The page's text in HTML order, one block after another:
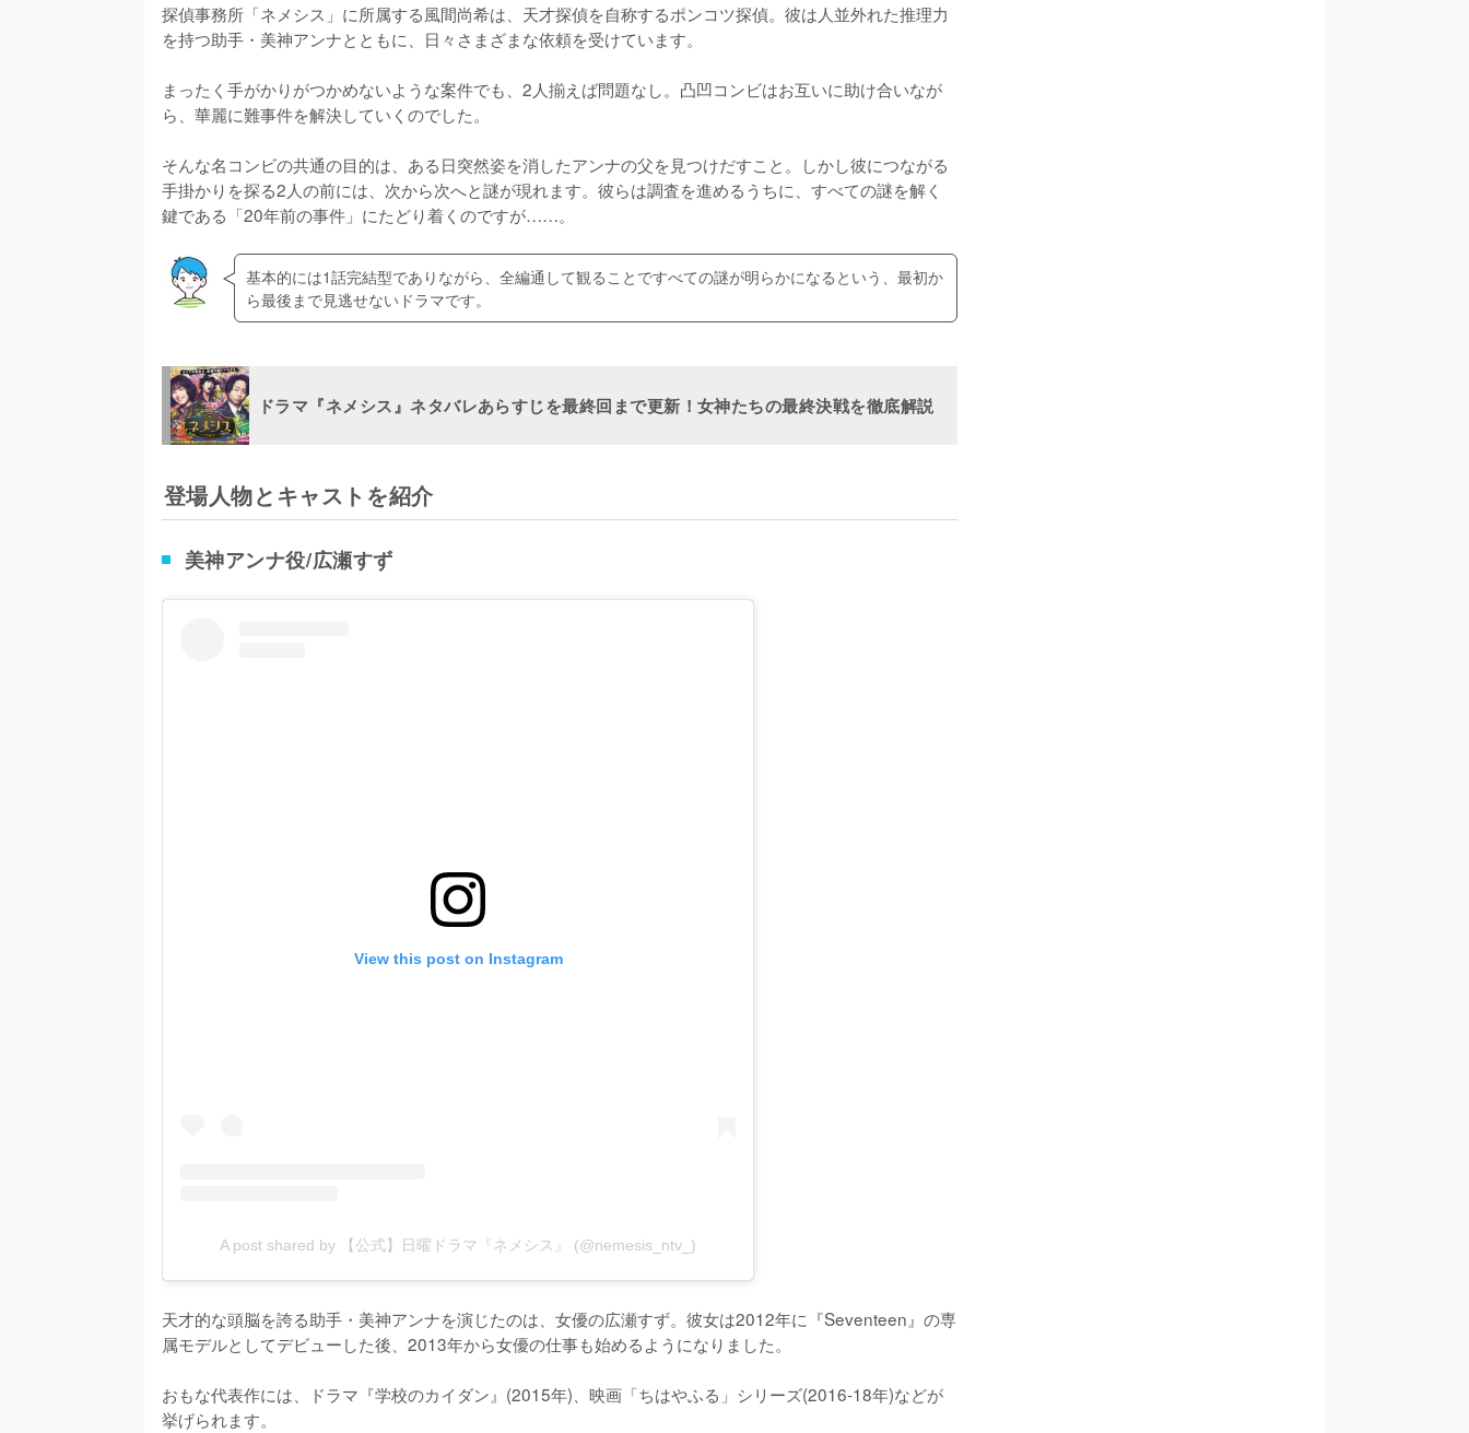
探偵事務所「ネメシス」に所属する風間尚希は、天才探偵を自称するポンコツ探偵。彼は人並外れた推理力
を持つ助手・美神アンナとともに、日々さまざまな依頼を受けています。
まったく手がかりがつかめないような案件でも、2人揃えば問題なし。凸凹コンビはお互いに助け合いなが
ら、華麗に難事件を解決していくのでした。
そんな名コンビの共通の目的は、ある日突然姿を消したアンナの父を見つけだすこと。しかし彼につながる
手掛かりを探る2人の前には、次から次へと謎が現れます。彼らは調査を進めるうちに、すべての謎を解く
鍵である「20年前の事件」にたどり着くのですが……。
基本的には1話完結型でありながら、全編通して観ることですべての謎が明らかになるという、最初か
ら最後まで見逃せないドラマです。
ドラマ『ネメシス』ネタバレあらすじを最終回まで更新！女神たちの最終決戦を徹底解説
登場人物とキャストを紹介
美神アンナ役/広瀬すず
View this post on Instagram
A post shared by 【公式】日曜ドラマ『ネメシス』 (@nemesis_ntv_)
天才的な頭脳を誇る助手・美神アンナを演じたのは、女優の広瀬すず。彼女は2012年に『Seventeen』の専
属モデルとしてデビューした後、2013年から女優の仕事も始めるようになりました。
おもな代表作には、ドラマ『学校のカイダン』(2015年)、映画「ちはやふる」シリーズ(2016-18年)などが
挙げられます。